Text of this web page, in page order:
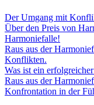
Der Umgang mit
Über den Preis von
Harmoniefalle!
Raus aus der
Konflikten.
Was ist ein
Raus aus der
Konfrontation in der